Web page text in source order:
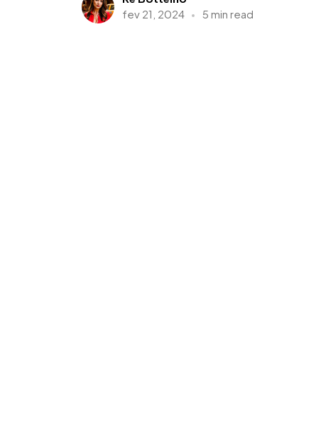
fev 21, 2024
5 min read